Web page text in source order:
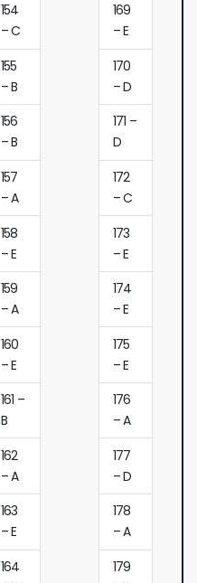
154
– C
155
– B
156
– B
157
– A
158
– E
159
– A
160
– E
161 –
B
162
– A
163
– E
164
169
– E
170
– D
171 –
D
172
– C
173
– E
174
– E
175
– E
176
– A
177
– D
178
– A
179